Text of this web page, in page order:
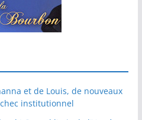
et de Louis, de nouveaux
institutionnel